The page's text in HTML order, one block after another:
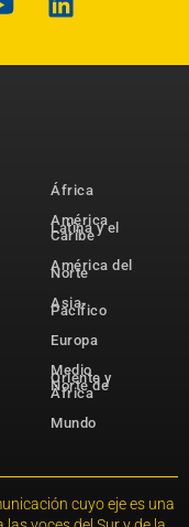
África
América
Latina y el
Caribe
América del
Norte
Asia-
Pacífico
Europa
Medio
Oriente y
Norte de
África
Mundo
cuyo eje es una